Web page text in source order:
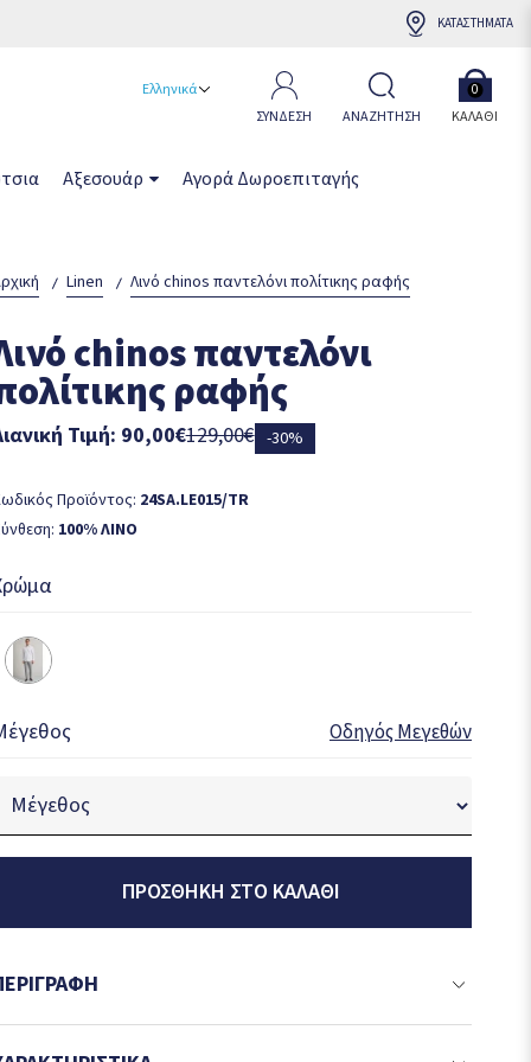
ΚΑΤΑΣΤΗΜΑΤΑ
Ελληνικά
ΣΥΝΔΕΣΗ
ΑΝΑΖΗΤΗΣΗ ΚΑΛΆΘΙ
0
Αξεσουάρ Αγορά Δωροεπιταγής
Linen Λινό chinos παντελόνι πολίτικης ραφής
chinos παντελόνι
ραφής
129,00€
Τιμή: 90,00€ -30%
Προϊόντος: 24SA.LE015/TR
100% ΛΙΝΟ
Οδηγός Μεγεθών
ΠΡΟΣΘΉΚΗ ΣΤΟ ΚΑΛΆΘΙ